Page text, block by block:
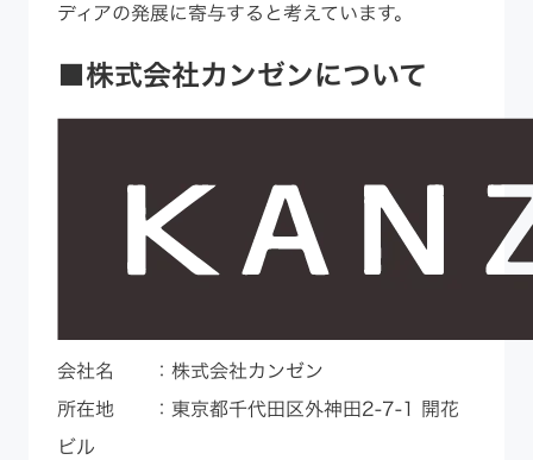
ディアの発展に寄与すると考えています。
■株式会社カンゼンについて
会社名 ：株式会社カンゼン
所在地 ：東京都千代田区外神田2-7-1 開花
ビル